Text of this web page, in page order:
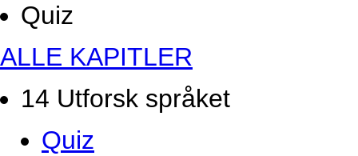
Quiz
ALLE KAPITLER
14 Utforsk språket
Quiz